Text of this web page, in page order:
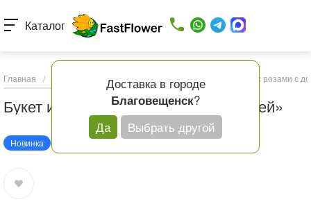
Доставка в городе
Благовещенск?
Да
Выбрать другой
Каталог
Главная / Каталог товаров Букеты с розами с
Букет из роз и эустом «Женщине моей»
Новинка